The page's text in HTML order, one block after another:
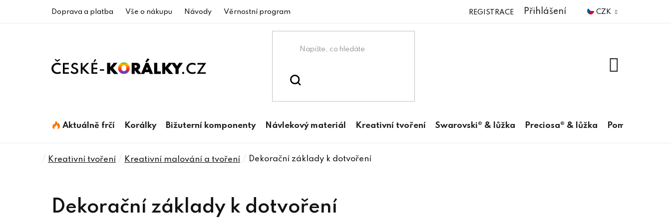
Doprava a platba Vše o nákupu Návody Věrnostní program CZK
Přihlášení
REGISTRACE
Aktuálně frčí Korálky Bižuterní komponenty Návlekový materiál Kreativní tvoření Swarovski® & lůžka Preciosa® & lůžka Pomůcky
Domů
Kreativní tvoření Kreativní malování a tvoření Dekorační základy k dotvoření
Dekorační základy k dotvoření